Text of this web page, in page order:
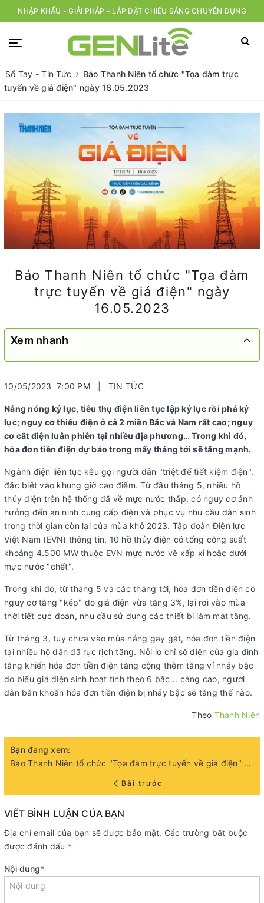
NHẬP KHẨU - GIẢI PHÁP - LẮP ĐẶT CHIẾU SÁNG CHUYÊN DỤNG
Sổ Tay - Tin Tức
Báo Thanh Niên tổ chức "Tọa đàm trực
tuyến về giá điện" ngày 16.05.2023
Báo Thanh Niên tổ chức "Tọa đàm
trực tuyến về giá điện" ngày
16.05.2023
Xem nhanh
10/05/2023 7:00 PM | TIN TỨC
Nắng nóng kỷ lục, tiêu thụ điện liên tục lập kỷ lục rồi phá kỷ
lục; nguy cơ thiếu điện ở cả 2 miền Bắc và Nam rất cao; nguy
cơ cắt điện luân phiên tại nhiều địa phương… Trong khi đó,
hóa đơn tiền điện dự báo trong mấy tháng tới sẽ tăng mạnh.
Ngành điện liên tục kêu gọi người dân "triệt để tiết kiệm điện",
đặc biệt vào khung giờ cao điểm. Từ đầu tháng 5, nhiều hồ
thủy điện trên hệ thống đã về mực nước thấp, có nguy cơ ảnh
hưởng đến an ninh cung cấp điện và phục vụ nhu cầu dân sinh
trong thời gian còn lại của mùa khô 2023. Tập đoàn Điện lực
Việt Nam (EVN) thông tin, 10 hồ thủy điện có tổng công suất
khoảng 4.500 MW thuộc EVN mực nước về xấp xỉ hoặc dưới
mực nước "chết".
Trong khi đó, từ tháng 5 và các tháng tới, hóa đơn tiền điện có
nguy cơ tăng "kép" do giá điện vừa tăng 3%, lại rơi vào mùa
thời tiết cực đoan, nhu cầu sử dụng các thiết bị làm mát tăng.
Từ tháng 3, tuy chưa vào mùa nắng gay gắt, hóa đơn tiền điện
tại nhiều hộ dân đã rục rịch tăng. Nỗi lo chỉ số điện của gia đình
tăng khiến hóa đơn tiền điện tăng cộng thêm tăng vỉ nhảy bậc
do biểu giá điện sinh hoạt tính theo 6 bậc... càng cao, người
dân băn khoăn hóa đơn tiền điện bị nhảy bậc sẽ tăng thế nào.
Theo Thanh Niên
Bạn đang xem:
Báo Thanh Niên tổ chức "Tọa đàm trực tuyến về giá điện" ngày 16.05.2023
Bài trước
VIẾT BÌNH LUẬN CỦA BẠN
Địa chỉ email của bạn sẽ được bảo mật. Các trường bắt buộc
được đánh dấu *
Nội dung*